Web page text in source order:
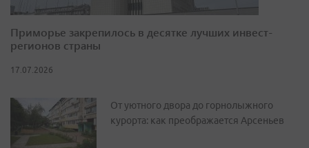
Приморье закрепилось в десятке лучших инвест-
регионов страны
17.07.2026
От уютного двора до горнолыжного
курорта: как преображается Арсеньев